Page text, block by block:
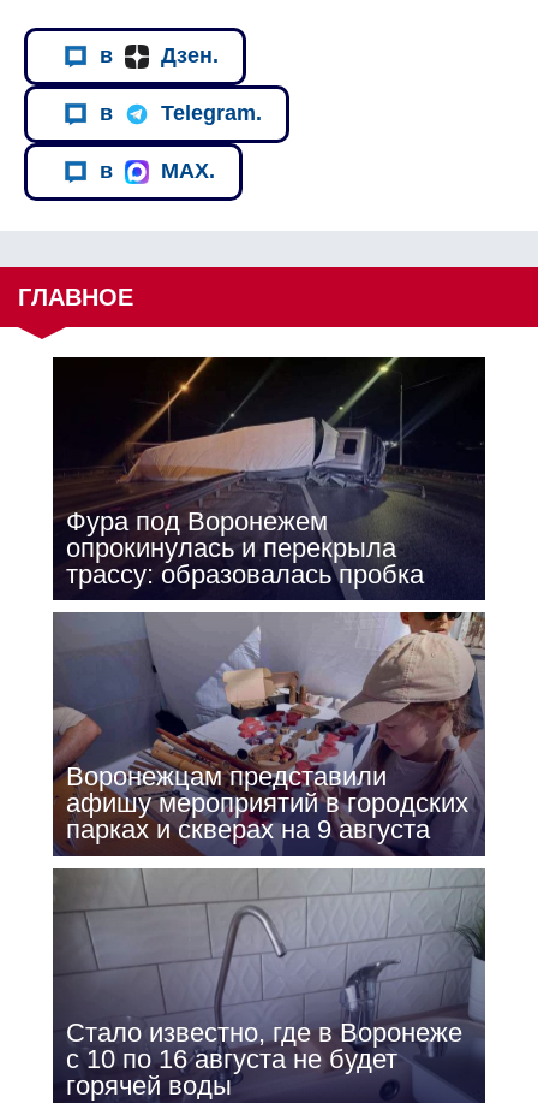
в Дзен.
в Telegram.
в MAX.
ГЛАВНОЕ
Фура под Воронежем
опрокинулась и перекрыла
трассу: образовалась пробка
Воронежцам представили
афишу мероприятий в городских
парках и скверах на 9 августа
Стало известно, где в Воронеже
с 10 по 16 августа не будет
горячей воды